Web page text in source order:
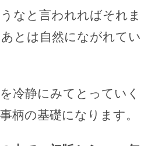
なと言われればそれま
とは自然にながれてい
冷静にみてとっていく
柄の基礎になります。